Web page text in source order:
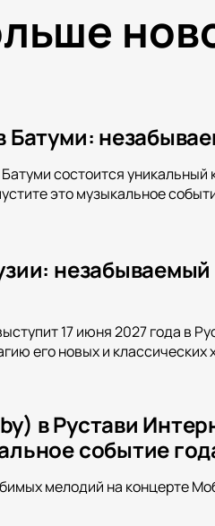
Батуми:
Батуми состоится
это музыкальное
17 июня 2027 года в
его новых и классических
в Рустави
событие
мелодий на концерте